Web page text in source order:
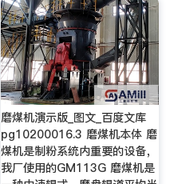
磨煤机演示版_图文_百度文库
pg10200016.3 磨煤机本体 磨
煤机是制粉系统内重要的设备，
我厂使用的GM113G 磨煤机是